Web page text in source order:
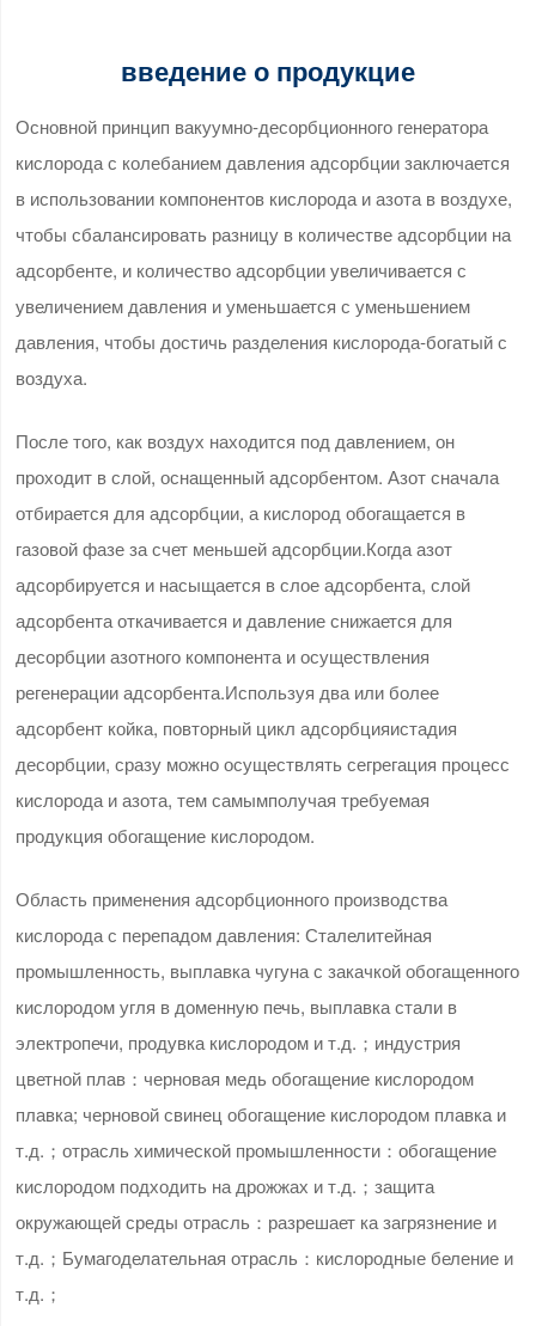
введение о продукцие
Основной принцип вакуумно-десорбционного генератора
кислорода с колебанием давления адсорбции заключается
в использовании компонентов кислорода и азота в воздухе,
чтобы сбалансировать разницу в количестве адсорбции на
адсорбенте, и количество адсорбции увеличивается с
увеличением давления и уменьшается с уменьшением
давления, чтобы достичь разделения кислорода-богатый с
воздуха.
После того, как воздух находится под давлением, он
проходит в слой, оснащенный адсорбентом. Азот сначала
отбирается для адсорбции, а кислород обогащается в
газовой фазе за счет меньшей адсорбции.Когда азот
адсорбируется и насыщается в слое адсорбента, слой
адсорбента откачивается и давление снижается для
десорбции азотного компонента и осуществления
регенерации адсорбента.Используя два или более
адсорбент койка, повторный цикл адсорбцияистадия
десорбции, сразу можно осуществлять сегрегация процесс
кислорода и азота, тем самымполучая требуемая
продукция обогащение кислородом.
Область применения адсорбционного производства
кислорода с перепадом давления: Сталелитейная
промышленность, выплавка чугуна с закачкой обогащенного
кислородом угля в доменную печь, выплавка стали в
электропечи, продувка кислородом и т.д.；индустрия
цветной плав：черновая медь обогащение кислородом
плавка; черновой свинец обогащение кислородом плавка и
т.д.；отрасль химической промышленности：обогащение
кислородом подходить на дрожжах и т.д.；защита
окружающей среды отрасль：разрешает ка загрязнение и
т.д.；Бумагоделательная отрасль：кислородные беление и
т.д.；